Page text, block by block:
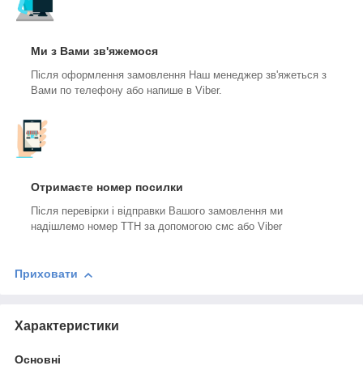
Ми з Вами зв'яжемося
Після оформлення замовлення Наш менеджер зв'яжеться з
Вами по телефону або напише в Viber.
Отримаєте номер посилки
Після перевірки і відправки Вашого замовлення ми
надішлемо номер ТТН за допомогою смс або Viber
Приховати
Характеристики
Основні